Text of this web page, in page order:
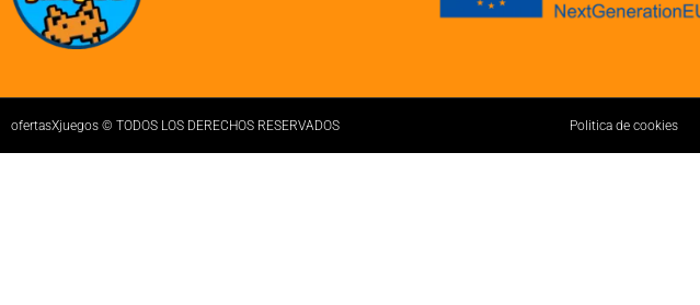
ofertasXjuegos © TODOS LOS DERECHOS RESERVADOS Politica de cookies